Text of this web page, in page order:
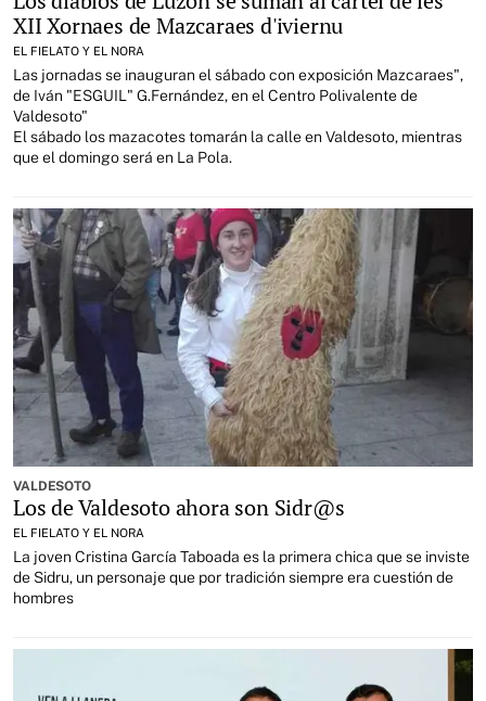
XII Xornaes de Mazcaraes d'iviernu
EL FIELATO Y EL NORA
Las jornadas se inauguran el sábado con exposición Mazcaraes",
de Iván "ESGUIL" G.Fernández, en el Centro Polivalente de
Valdesoto"
El sábado los mazacotes tomarán la calle en Valdesoto, mientras
que el domingo será en La Pola.
VALDESOTO
Los de Valdesoto ahora son Sidr@s
EL FIELATO Y EL NORA
La joven Cristina García Taboada es la primera chica que se inviste
de Sidru, un personaje que por tradición siempre era cuestión de
hombres